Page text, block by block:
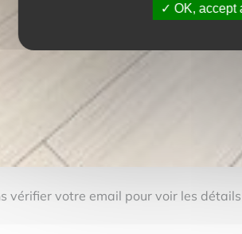
vérifier votre email pour voir les
OK, accept